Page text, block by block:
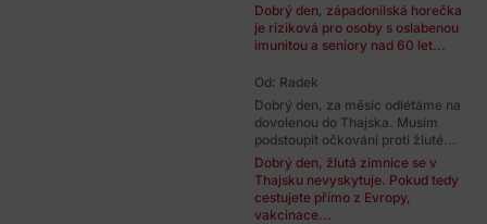
Dobrý den, západonilská horečka
je riziková pro osoby s oslabenou
imunitou a seniory nad 60 let...
Od: Radek
Dobrý den, za měsíc odlétáme na
dovolenou do Thajska. Musím
podstoupit očkování proti žluté...
Dobrý den, žlutá zimnice se v
Thajsku nevyskytuje. Pokud tedy
cestujete přímo z Evropy,
vakcinace...